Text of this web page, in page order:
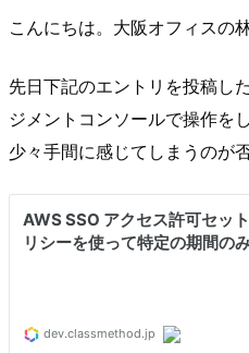
こんにちは。大阪オフィスの林
先日下記のエントリを投稿し
ジメントコンソールで操作を
少々手間に感じてしまうのが